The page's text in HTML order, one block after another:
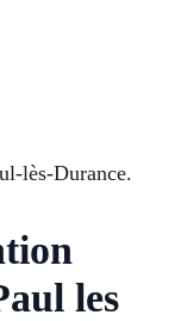
lès-Durance.
les